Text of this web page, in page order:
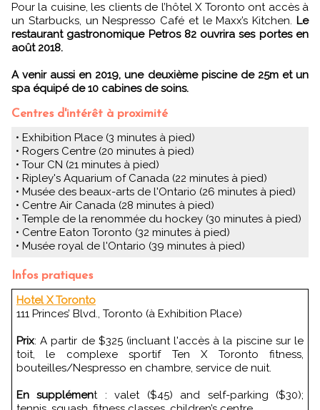
Pour la cuisine, les clients de l’hôtel X Toronto ont accès à
un Starbucks, un Nespresso Café et le Maxx’s Kitchen. Le
restaurant gastronomique Petros 82 ouvrira ses portes en
août 2018.
A venir aussi en 2019, une deuxième piscine de 25m et un
spa équipé de 10 cabines de soins.
Centres d'intérêt à proximité
• Exhibition Place (3 minutes à pied)
• Rogers Centre (20 minutes à pied)
• Tour CN (21 minutes à pied)
• Ripley's Aquarium of Canada (22 minutes à pied)
• Musée des beaux-arts de l'Ontario (26 minutes à pied)
• Centre Air Canada (28 minutes à pied)
• Temple de la renommée du hockey (30 minutes à pied)
• Centre Eaton Toronto (32 minutes à pied)
• Musée royal de l'Ontario (39 minutes à pied)
Infos pratiques
Hotel X Toronto
111 Princes’ Blvd., Toronto (à Exhibition Place)
Prix: A partir de $325 (incluant l'accès à la piscine sur le
toit, le complexe sportif Ten X Toronto fitness,
bouteilles/Nespresso en chambre, service de nuit.
En supplément : valet ($45) and self-parking ($30);